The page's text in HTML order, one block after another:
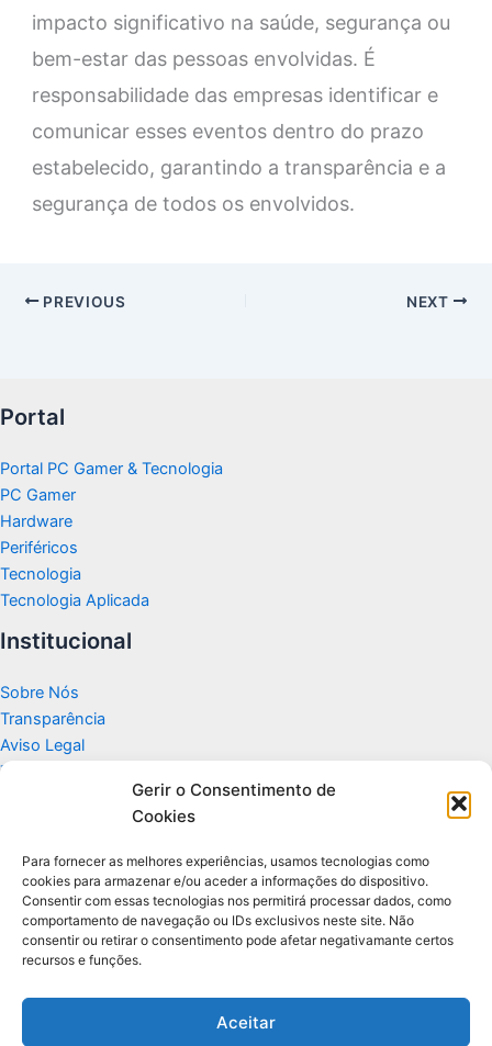
Gerir o Consentimento de
Cookies
Para fornecer as melhores experiências, usamos tecnologias como
cookies para armazenar e/ou aceder a informações do dispositivo.
Consentir com essas tecnologias nos permitirá processar dados, como
comportamento de navegação ou IDs exclusivos neste site. Não
consentir ou retirar o consentimento pode afetar negativamante certos
recursos e funções.
Aceitar
impacto significativo na saúde, segurança ou
bem-estar das pessoas envolvidas. É
responsabilidade das empresas identificar e
comunicar esses eventos dentro do prazo
estabelecido, garantindo a transparência e a
segurança de todos os envolvidos.
PREVIOUS NEXT
Portal
Portal PC Gamer & Tecnologia
PC Gamer
Hardware
Periféricos
Tecnologia
Tecnologia Aplicada
Institucional
Sobre Nós
Transparência
Aviso Legal
Termos de Uso
Politicas de Privacidade e Cookies
Apoio
Glossário de Tecnologia
Portal editorial independente sobre tecnologia, PC Gamer e guias